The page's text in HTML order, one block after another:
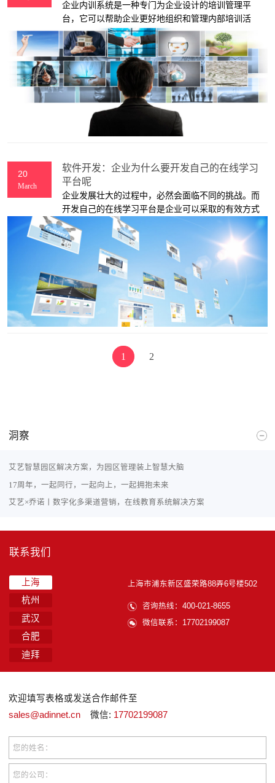
企业内训系统是一种专门为企业设计的培训管理平
台，它可以帮助企业更好地组织和管理内部培训活
动。该系统通常包括在线课程、学习计划、课程评
估、学员管理、培训资源管理等功能，帮助企业实现
培训计划的制定、培训资源的整合和利用、学员学习
的监督和评估等目标。
20
March
软件开发：企业为什么要开发自己的在线学习
平台呢
企业发展壮大的过程中，必然会面临不同的挑战。而
开发自己的在线学习平台是企业可以采取的有效方式
之一。因为这样做，企业可以为员工提供更加专业的
培训，进而提升员工的业务能力。企业开发在线学习
平台是为了满足员工的培训和学习需求，提升员工的
技能和知识水平，进而推动企业的发展。
1 2
洞察
艾艺智慧园区解决方案，为园区管理装上智慧大脑
17周年，一起同行，一起向上，一起拥抱未来
艾艺×乔诺丨数字化多渠道营销，在线教育系统解决方案
联系我们
上海
杭州
武汉
合肥
迪拜
上海市浦东新区盛荣路88弄6号楼502
咨询热线：400-021-8655
微信联系：17702199087
欢迎填写表格或发送合作邮件至
sales@adinnet.cn 微信: 17702199087
您的姓名：
您的公司：